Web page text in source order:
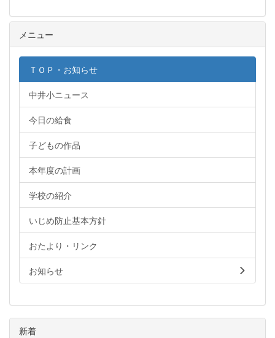
メニュー
ＴＯＰ・お知らせ
中井小ニュース
今日の給食
子どもの作品
本年度の計画
学校の紹介
いじめ防止基本方針
おたより・リンク
お知らせ
新着